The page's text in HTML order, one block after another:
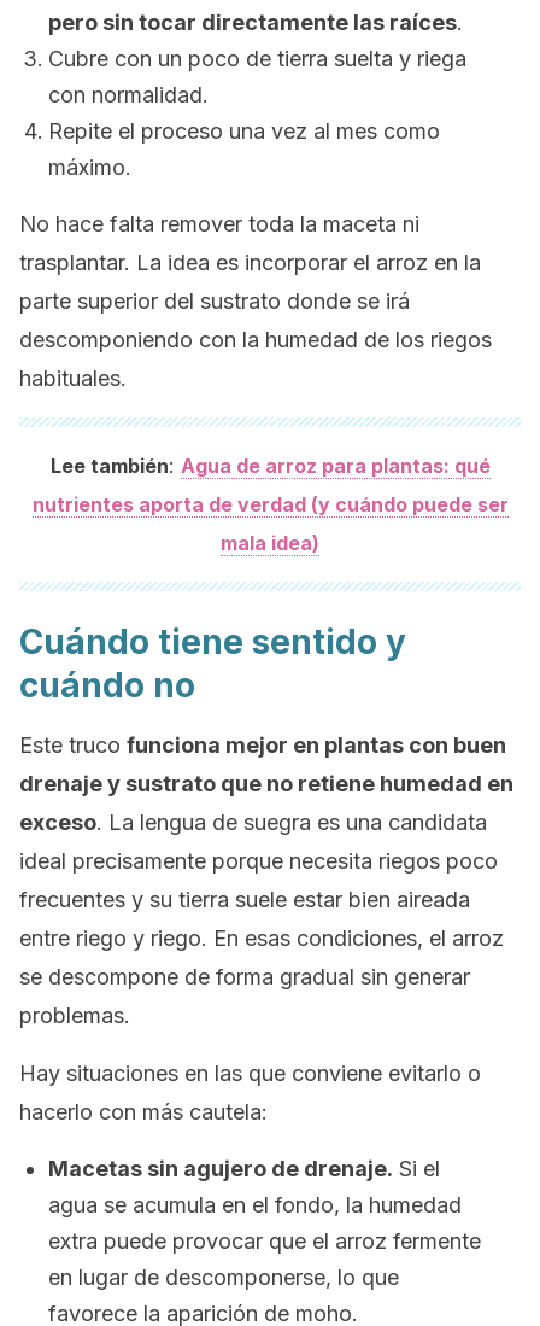
pero sin tocar directamente las raíces.
Cubre con un poco de tierra suelta y riega
con normalidad.
Repite el proceso una vez al mes como
máximo.
No hace falta remover toda la maceta ni
trasplantar. La idea es incorporar el arroz en la
parte superior del sustrato donde se irá
descomponiendo con la humedad de los riegos
habituales.
Lee también: Agua de arroz para plantas: qué
nutrientes aporta de verdad (y cuándo puede ser
mala idea)
Cuándo tiene sentido y
cuándo no
Este truco funciona mejor en plantas con buen
drenaje y sustrato que no retiene humedad en
exceso. La lengua de suegra es una candidata
ideal precisamente porque necesita riegos poco
frecuentes y su tierra suele estar bien aireada
entre riego y riego. En esas condiciones, el arroz
se descompone de forma gradual sin generar
problemas.
Hay situaciones en las que conviene evitarlo o
hacerlo con más cautela:
Macetas sin agujero de drenaje. Si el
agua se acumula en el fondo, la humedad
extra puede provocar que el arroz fermente
en lugar de descomponerse, lo que
favorece la aparición de moho.